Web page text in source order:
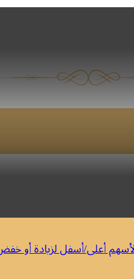
أعلى/أسفل لزيادة